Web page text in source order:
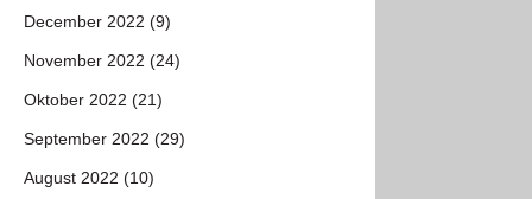
December 2022 (9)
November 2022 (24)
Oktober 2022 (21)
September 2022 (29)
August 2022 (10)